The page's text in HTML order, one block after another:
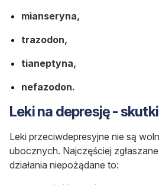
mianseryna,
trazodon,
tianeptyna,
nefazodon.
Leki na depresję -
Leki przeciwdepresyjne nie są
ubocznych. Najczęściej
działania niepożądane to: